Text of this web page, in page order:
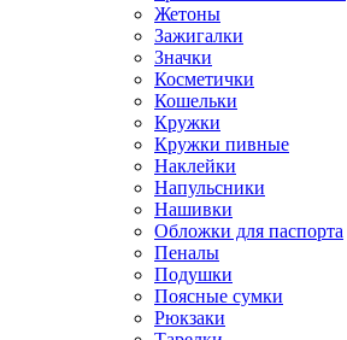
Жетоны
Зажигалки
Значки
Косметички
Кошельки
Кружки
Кружки пивные
Наклейки
Напульсники
Нашивки
Обложки для паспорта
Пеналы
Подушки
Поясные сумки
Рюкзаки